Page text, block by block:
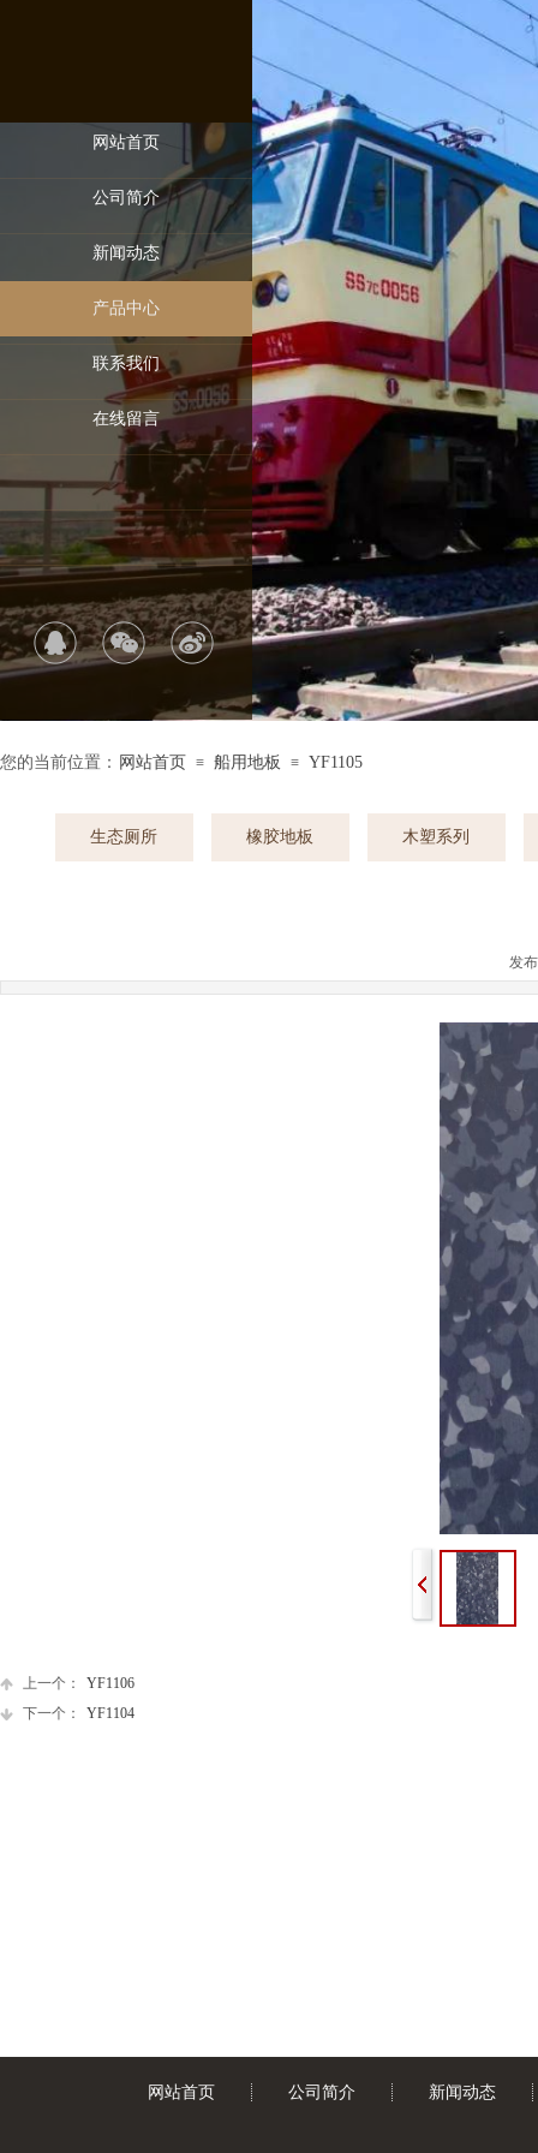
网站首页
公司简介
新闻动态
产品中心
联系我们
在线留言
您的当前位置： 网站首页 ≡ 船用地板 ≡ YF1105
生态厕所 橡胶地板 木塑系列
发布
上一个：
YF1106
下一个：
YF1104
网站首页 公司简介 新闻动态